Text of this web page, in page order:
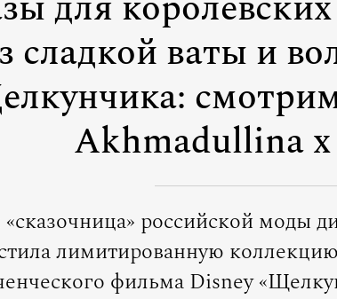
сладкой ваты и
Akhmadullina
«сказочница» российской моды
лимитированную
фильма Disney